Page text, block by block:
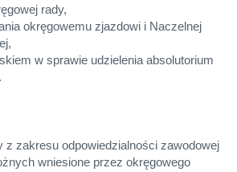
rady,
okręgowemu zjazdowi i Naczelnej
w sprawie udzielenia absolutorium
z zakresu odpowiedzialności zawodowej
wniesione przez okręgowego